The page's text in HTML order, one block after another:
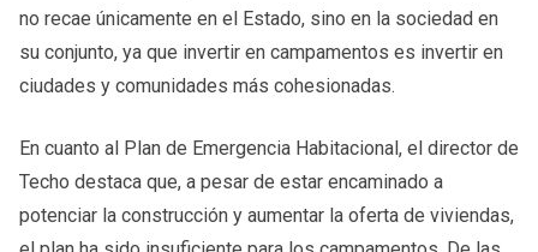
no recae únicamente en el Estado, sino en la sociedad en
su conjunto, ya que invertir en campamentos es invertir en
ciudades y comunidades más cohesionadas.
En cuanto al Plan de Emergencia Habitacional, el director de
Techo destaca que, a pesar de estar encaminado a
potenciar la construcción y aumentar la oferta de viviendas,